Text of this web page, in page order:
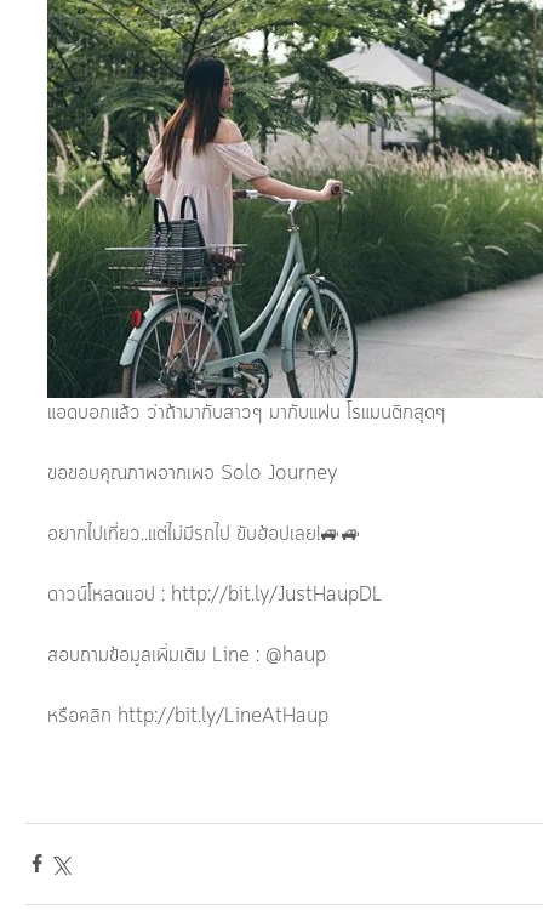
แอดบอกแล้ว ว่าถ้ามากับสาวๆ มากับแฟน โรแมนติกสุดๆ
ขอขอบคุณภาพจากเพจ Solo Journey
อยากไปเที่ยว..แต่ไม่มีรถไป ขับฮ้อปเลย!🚙🚙
ดาวน์โหลดแอป : http://bit.ly/JustHaupDL
สอบถามข้อมูลเพิ่มเติม Line : @haup
หรือคลิก http://bit.ly/LineAtHaup